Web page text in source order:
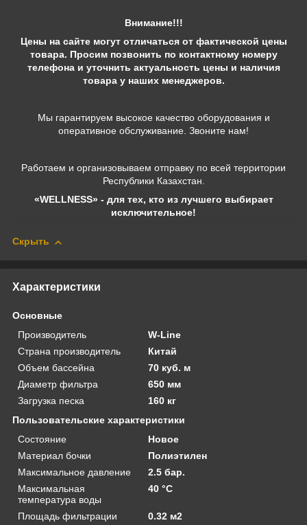
Внимание!!!
Цены на сайте могут отличаться от фактической цены
товара. Просим позвонить по контактному номеру
телефона и уточнить актуальность цены и наличия
товара у наших менеджеров.
Мы гарантируем высокое качество оборудования и
оперативное обслуживание. Звоните нам!
Работаем и организовываем отправку по всей территории
Республики Казахстан.
«WELLNESS» - для тех, кто из лучшего выбирает
исключительное!
Скрыть
Характеристики
Основные
Производитель
W-Line
Страна производитель
Китай
Объем бассейна
70 куб. м
Диаметр фильтра
650 мм
Загрузка песка
160 кг
Пользовательские характеристики
Состояние
Новое
Материал бочки
Полиэтилен
Максимальное давление
2.5 бар.
Максимальная
температура воды
40 °C
Площадь фильтрации
0.32 м2